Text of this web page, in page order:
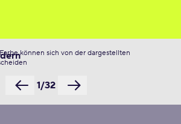
können sich von der dargestellten
1/32